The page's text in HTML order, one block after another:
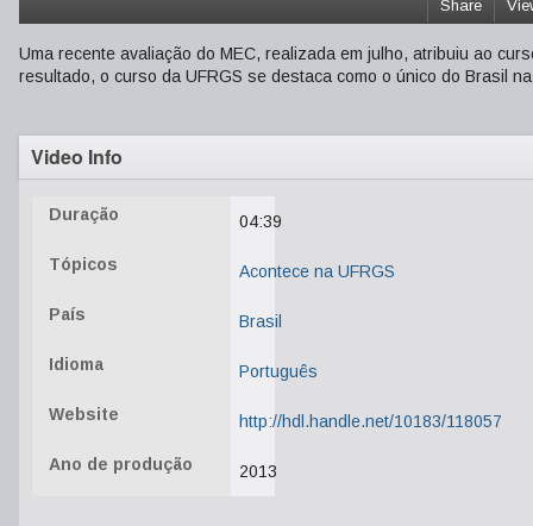
Share
Uma recente avaliação do MEC, realizada em julho, atribuiu ao
resultado, o curso da UFRGS se destaca como o único do Brasil
Video Info
Duração 04:39
Tópicos Acontece na UFRGS
País Brasil
Idioma Português
Website http://hdl.handle.net/10183/118057
Ano de produção 2013